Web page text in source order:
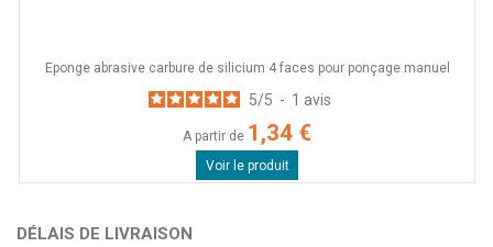
Eponge abrasive carbure de silicium 4 faces pour ponçage manuel
5/5 - 1 avis
A partir de 1,34 €
Voir le produit
DÉLAIS DE LIVRAISON